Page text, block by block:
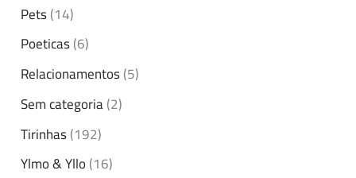
Pets(14)
Poeticas(6)
Relacionamentos(5)
Sem categoria(2)
Tirinhas(192)
Ylmo & Yllo(16)